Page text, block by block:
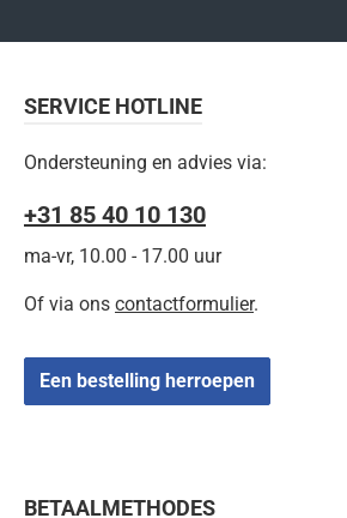
SERVICE HOTLINE
Ondersteuning en advies via:
+31 85 40 10 130
ma-vr, 10.00 - 17.00 uur
Of via ons contactformulier.
Een bestelling herroepen
BETAALMETHODES